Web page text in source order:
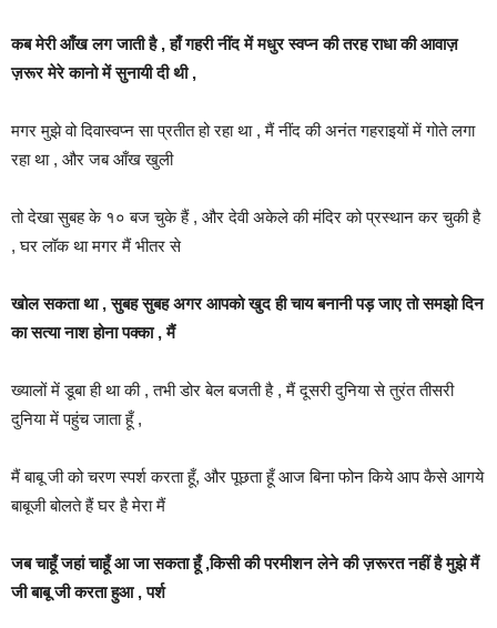
कब मेरी आँख लग जाती है , हाँ गहरी नींद में मधुर स्वप्न की तरह राधा की आवाज़
ज़रूर मेरे कानो में सुनायी दी थी ,
मगर मुझे वो दिवास्वप्न सा प्रतीत हो रहा था , मैं नींद की अनंत गहराइयों में गोते लगा
रहा था , और जब आँख खुली
तो देखा सुबह के १० बज चुके हैं , और देवी अकेले की मंदिर को प्रस्थान कर चुकी है
, घर लॉक था मगर मैं भीतर से
खोल सकता था , सुबह सुबह अगर आपको खुद ही चाय बनानी पड़ जाए तो समझो दिन
का सत्या नाश होना पक्का , मैं
ख्यालों में डूबा ही था की , तभी डोर बेल बजती है , मैं दूसरी दुनिया से तुरंत तीसरी
दुनिया में पहुंच जाता हूँ ,
मैं बाबू जी को चरण स्पर्श करता हूँ, और पूछता हूँ आज बिना फोन किये आप कैसे आगये
बाबूजी बोलते हैं घर है मेरा मैं
जब चाहूँ जहां चाहूँ आ जा सकता हूँ ,किसी की परमीशन लेने की ज़रूरत नहीं है मुझे मैं
जी बाबू जी करता हुआ , पर्श